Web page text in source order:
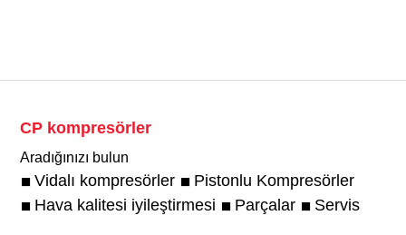
CP kompresörler
Aradığınızı bulun
Vidalı kompresörler
Pistonlu Kompresörler
Hava kalitesi iyileştirmesi
Parçalar Servis